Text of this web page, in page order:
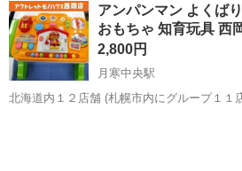
す。 【状態】 使用に伴うスレ、キズ、落としきれない汚れなどござい
ま...
アンパンマン よくば
おもちゃ 知育玩具 西
2,800円
月寒中央駅
北海道内１２店舗 (札幌市内にグループ１１